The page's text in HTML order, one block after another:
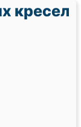
кресел